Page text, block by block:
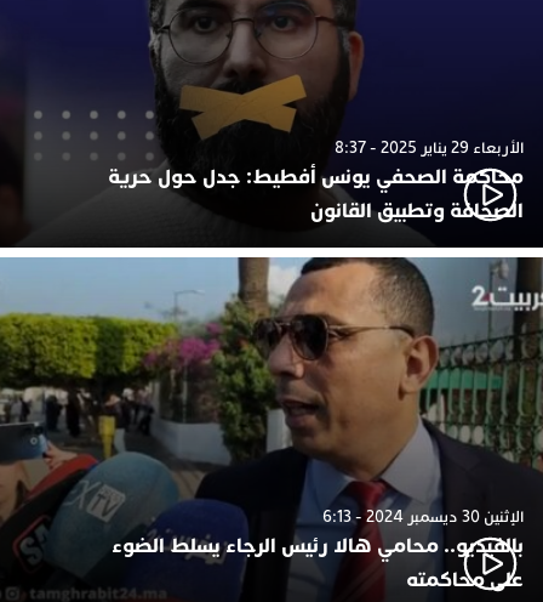
الأربعاء 29 يناير 2025 - 8:37
محاكمة الصحفي يونس أفطيط: جدل حول حرية
الصحافة وتطبيق القانون
الإثنين 30 ديسمبر 2024 - 6:13
بالفيديو.. محامي هالا رئيس الرجاء يسلط الضوء
على محاكمته